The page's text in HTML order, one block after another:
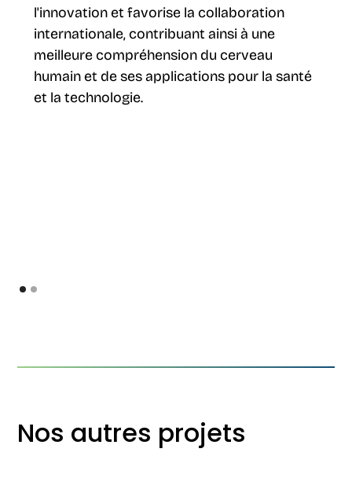
l'innovation et favorise la collaboration
internationale, contribuant ainsi à une
meilleure compréhension du cerveau
humain et de ses applications pour la santé
et la technologie.
Nos autres projets